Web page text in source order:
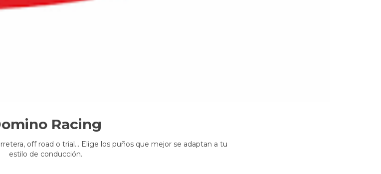
Racing
off road o trial... Elige los puños que mejor se adaptan a tu
estilo de conducción.